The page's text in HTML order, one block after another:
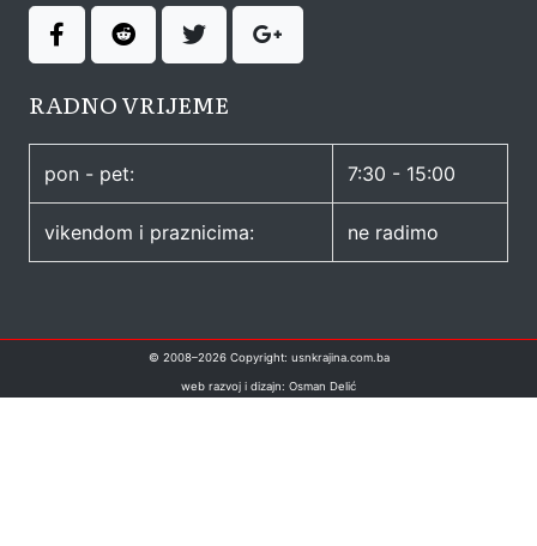
RADNO VRIJEME
pon - pet: 7:30 - 15:00
vikendom i praznicima: ne radimo
© 2008–2026Copyright: usnkrajina.com.ba
web razvoj i dizajn: Osman Delić